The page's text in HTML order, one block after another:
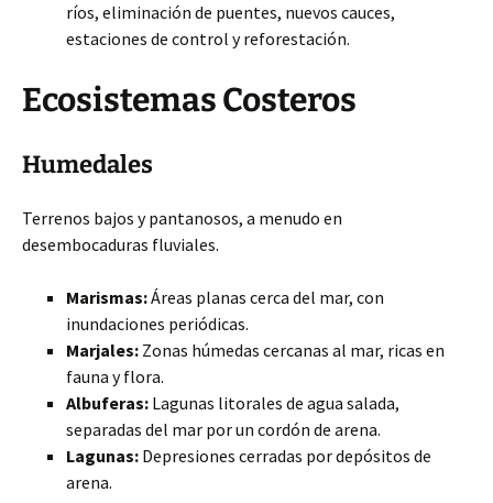
ríos, eliminación de puentes, nuevos cauces,
estaciones de control y reforestación.
Ecosistemas Costeros
Humedales
Terrenos bajos y pantanosos, a menudo en
desembocaduras fluviales.
Marismas:Áreas planas cerca del mar, con
inundaciones periódicas.
Marjales: Zonas húmedas cercanas al mar, ricas en
fauna y flora.
Albuferas: Lagunas litorales de agua salada,
separadas del mar por un cordón de arena.
Lagunas: Depresiones cerradas por depósitos de
arena.